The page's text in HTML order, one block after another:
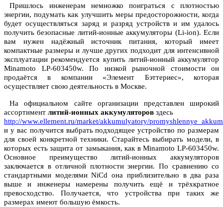
Пришлось инженерам немножко поиграться с плотностью
энергии, подумать как улучшить меры предосторожности, когда
будет осуществляться заряд и разряд устройств и им удалось
получить безопасные литий-ионные аккумуляторы (Li-ion). Если
вам нужен надёжный источник питания, который имеет
компактные размеры и лучше других подходит для интенсивной
эксплуатации рекомендуется купить литий-ионный аккумулятор
Minamoto LP-603450w. По низкой рыночной стоимости он
продаётся в компании «Элемент Бэттериес», которая
осуществляет свою деятельность в Москве.
На официальном сайте организации представлен широкий
ассортимент литий-ионных аккумуляторов здесь
http://www.ellement.ru/market/akkumulyatory/
и у вас получится выбрать подходящее устройство по размерам
для своей конкретной техники. Старайтесь выбирать модели, в
которых есть защита от замыкания, как в Minamoto LP-603450w.
Основное преимущество литий-ионных аккумуляторов
заключается в отличной плотности энергии. По сравнению со
стандартными моделями NiCd она приблизительно в два раза
выше и инженеры намерены получить ещё и трёхкратное
превосходство. Получается, что устройства при таких же
размерах имеют большую ёмкость.